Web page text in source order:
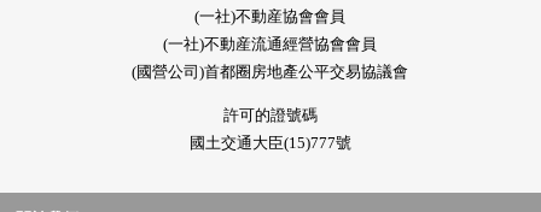
(一社)不動産協會會員
(一社)不動産流通經營協會會員
(國營公司)首都圈房地產公平交易協議會
許可的證號碼
國土交通大臣(15)777號